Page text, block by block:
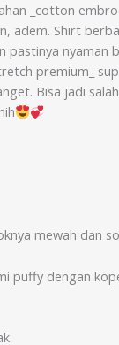
_cotton
adem. Shirt
pastinya nyaman
premium_
Bisa jadi
mewah dan
puffy dengan